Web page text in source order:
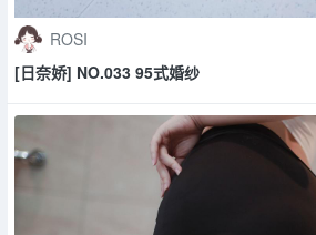
ROSI
[日奈娇] NO.033 95式婚纱